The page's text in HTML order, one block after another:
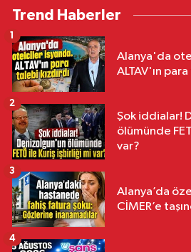
Trend Haberler
Alanya'da
ALTAV'ın
1
Şok iddialar!
ölümünde
var?
2
Alanya’da
CİMER’e
3
4